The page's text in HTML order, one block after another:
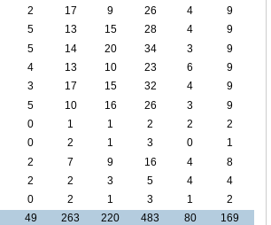
2 17 9 26 4
9
5 13 15 28 4
9
5 14 20 34 3
9
4 13 10 23 6
9
3 17 15 32 4
9
5 10 16 26 3
9
0 1 1 2 2
2
0 2 1 3 0
1
2 7 9 16 4
8
2 2 3 5 4
4
0 2 1 3 1
2
49 263 220 483 80
169